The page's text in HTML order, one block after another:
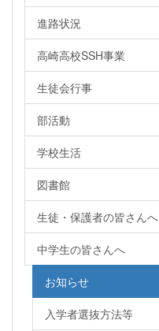
進路状況
高崎高校SSH事業
生徒会行事
部活動
学校生活
図書館
生徒・保護者の皆さんへ
中学生の皆さんへ
お知らせ
入学者選抜方法等